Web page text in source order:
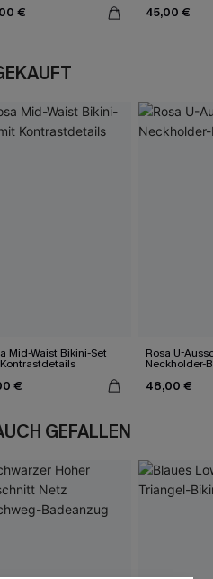
€ 45,00 €
Mid-Waist Bikini-Set
€
Rosa U-
Neckholder-
48,00 €
GEFALLEN